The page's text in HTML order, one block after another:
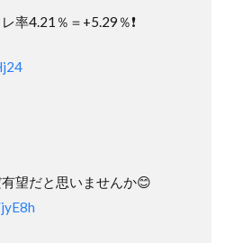
率4.21％＝+5.29％❗️
望だと思いませんか😊